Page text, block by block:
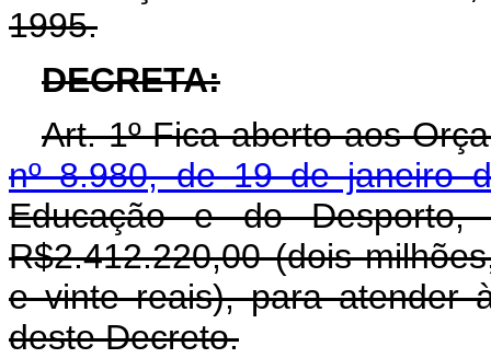
1995.
DECRETA:
Art. 1º Fica aberto aos
nº 8.980, de 19 de janeiro
Educação e do
R$2.412.220,00 (dois
e vinte reais), para atender
deste Decreto.